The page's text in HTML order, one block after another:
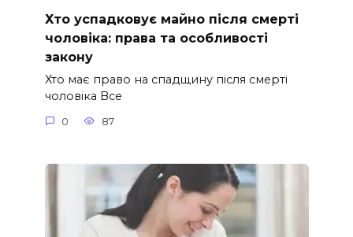
Хто успадковує майно після смерті
чоловіка: права та особливості
закону
Хто має право на спадщину після смерті
чоловіка Все
0 87